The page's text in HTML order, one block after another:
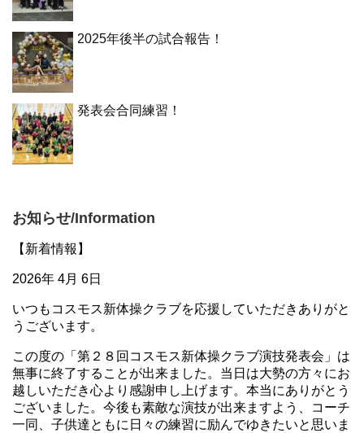
2025年後半の試合報告！
発表会合同練習！
お知らせ/Information
【新着情報】
2026年 4月 6日
いつもコスモス新体操クラブを応援していただきありがと
うございます。
この度の「第２８回コスモス新体操クラブ演技発表会」は
無事に終了することが出来ました。当日は大勢の方々にお
越しいただき心より感謝申し上げます。本当にありがとう
ございました。今後も素敵な演技が出来ますよう、コーチ
一同、子供達ともに日々の練習に励んでゆきたいと思いま